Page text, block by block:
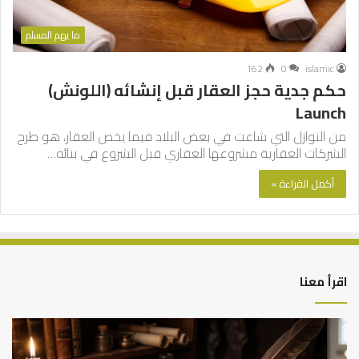
ما يهم المسلم
islamic
0
162
حكم جدية حجز العقار قبل إنشائه (اللونش)
Launch
من النوازل التي شاعت في بعض البلاد فيما يخص العقار، هو طرح
الشركات العقارية مشروعها العقاري قبل الشروع في بنائه…
أكمل القراءة »
اقرأ معنا
العلاقة
العلمية